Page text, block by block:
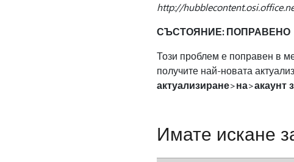
http://
СЪСТОЯНИЕ: ПОПРАВЕНО
Този проблем е поправен в
получите най-новата
актуализиране>на>акаунт
Имате искане